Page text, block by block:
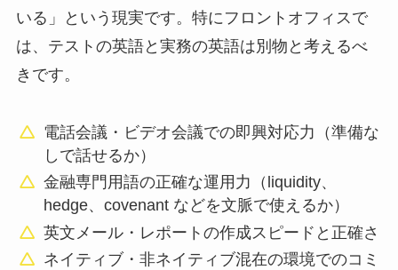
いる」という現実です。特にフロントオフィスで
は、テストの英語と実務の英語は別物と考えるべ
きです。
電話会議・ビデオ会議での即興対応力（準備な
しで話せるか）
金融専門用語の正確な運用力（liquidity、
hedge、covenant などを文脈で使えるか）
英文メール・レポートの作成スピードと正確さ
ネイティブ・非ネイティブ混在の環境でのコミ